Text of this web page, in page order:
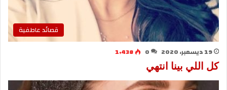
قصائد عاطفية
19 ديسمبر، 2020 0
1٬438
كل اللي بينا انتهي